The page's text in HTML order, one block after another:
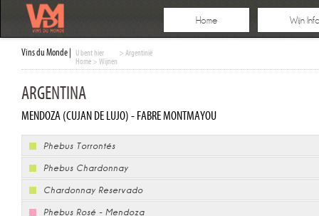
Home Wijn
Vins du Monde |
U bent hier
Home > Wijnen
> Argentinië
ARGENTINA
MENDOZA (CUJAN DE LUJO) - FABRE MONTMAYOU
Phebus Torrontés
Phebus Chardonnay
Chardonnay Reservado
Phebus Rosé - Mendoza